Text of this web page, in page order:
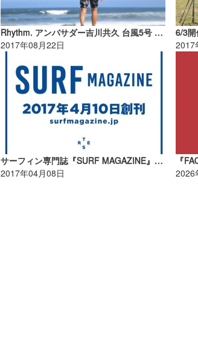
Rhythm. アンバサダー吉川共久 台風5号 オルタナティブセッション in 一宮【広告】
2017年08月22日
2017
サーフィン専門誌『SURF MAGAZINE』新創刊！
2017年04月08日
2026